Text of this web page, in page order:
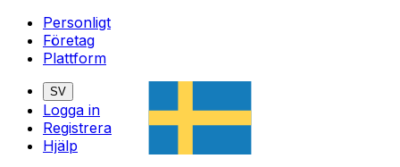
Personligt
Företag
Plattform
SV
Logga in
Registrera
Hjälp